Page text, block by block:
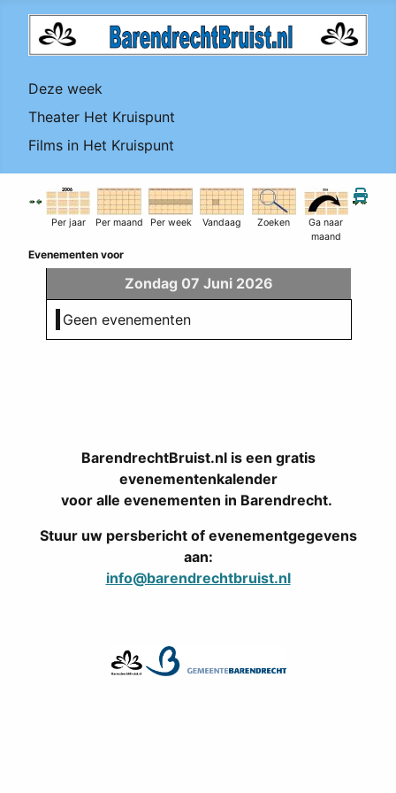
Deze week
Theater Het Kruispunt
Films in Het Kruispunt
Per jaar Per maand Per week Vandaag Zoeken
Ga naar
maand
Evenementen voor
Zondag 07 Juni 2026
Geen evenementen
BarendrechtBruist.nl is een gratis
evenementenkalender
voor alle evenementen in Barendrecht.
Stuur uw persbericht of evenementgegevens
aan:
info@barendrechtbruist.nl